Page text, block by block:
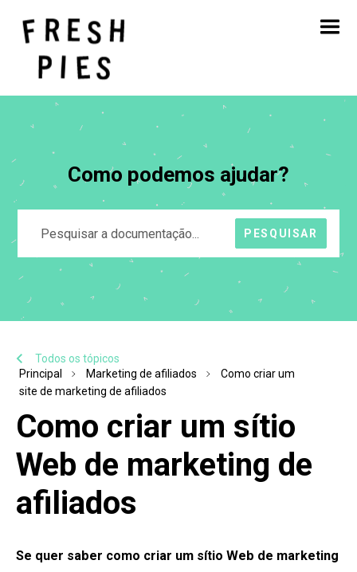
Início
Sobre
O nosso trabalho
Como podemos ajudar?
PESQUISAR
Todos os tópicos
Principal
Marketing de afiliados
Como criar um
site de marketing de afiliados
Como criar um sítio
Web de marketing de
afiliados
Se quer saber como criar um sítio Web de marketing